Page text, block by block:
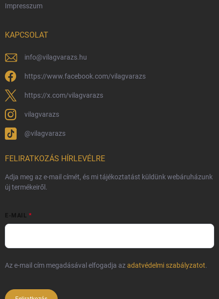
Hűségprogram
Általános Szerződési Feltételek
Adatvédelmi feltételek
Védjegyek és szerzői jogok
Fémjelzés és nemesfém-tájékoztató
Impresszum
KAPCSOLAT
info@vilagvarazs.hu
https://www.facebook.com/vilagvarazs
https://x.com/vilagvarazs
vilagvarazs
@vilagvarazs
FELIRATKOZÁS HÍRLEVÉLRE
Adja meg az e-mail címét, és mi tájékoztatást küldünk webáruházunk
új termékeiről.
E-MAIL
Az e-mail cím megadásával elfogadja azadatvédelmi szabályzatot.